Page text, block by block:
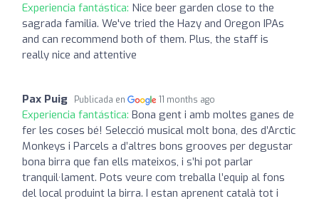
Experiencia fantástica: Nice beer garden close to the
sagrada familia. We've tried the Hazy and Oregon IPAs
and can recommend both of them. Plus, the staff is
really nice and attentive
Pax Puig Publicada en 11 months ago
Experiencia fantástica: Bona gent i amb moltes ganes de
fer les coses bé! Selecció musical molt bona, des d’Arctic
Monkeys i Parcels a d’altres bons grooves per degustar
bona birra que fan ells mateixos, i s’hi pot parlar
tranquil·lament. Pots veure com treballa l’equip al fons
del local produint la birra. I estan aprenent català tot i